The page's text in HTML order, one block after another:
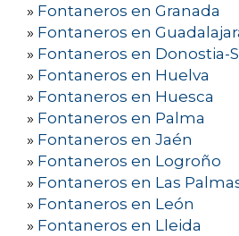
» Fontaneros en Granada
» Fontaneros en
» Fontaneros en Donostia-
» Fontaneros en Huelva
» Fontaneros en Huesca
» Fontaneros en Palma
» Fontaneros en Jaén
» Fontaneros en Logroño
» Fontaneros en Las
» Fontaneros en León
» Fontaneros en Lleida